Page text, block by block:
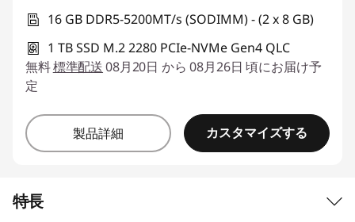
16 GB DDR5-5200MT/s (SODIMM) - (2 x 8 GB)
1 TB SSD M.2 2280 PCIe-NVMe Gen4 QLC
無料標準配送08月20日 から 08月26日 頃にお届け予
定
製品詳細 カスタマイズする
特長